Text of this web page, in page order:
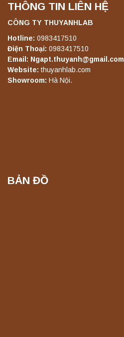
THÔNG TIN LIÊN HỆ
CÔNG TY THUYANHLAB
Hotline: 0983417510
Điện Thoại: 0983417510
Email: Ngapt.thuyanh@gmail.com
Website: thuyanhlab.com
Showroom: Hà Nội.
BẢN ĐỒ